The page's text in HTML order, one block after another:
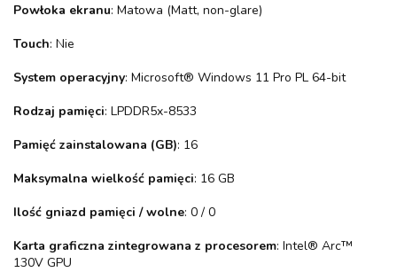
Powłoka ekranu: Matowa (Matt, non-glare)
Touch: Nie
System operacyjny: Microsoft® Windows 11 Pro PL 64-bit
Rodzaj pamięci: LPDDR5x-8533
Pamięć zainstalowana (GB): 16
Maksymalna wielkość pamięci: 16 GB
Ilość gniazd pamięci / wolne: 0 / 0
Karta graficzna zintegrowana z procesorem: Intel® Arc™
130V GPU